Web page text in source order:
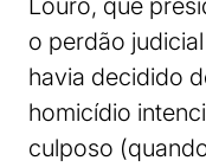
o perdão
havia decidido
homicídio
culposo